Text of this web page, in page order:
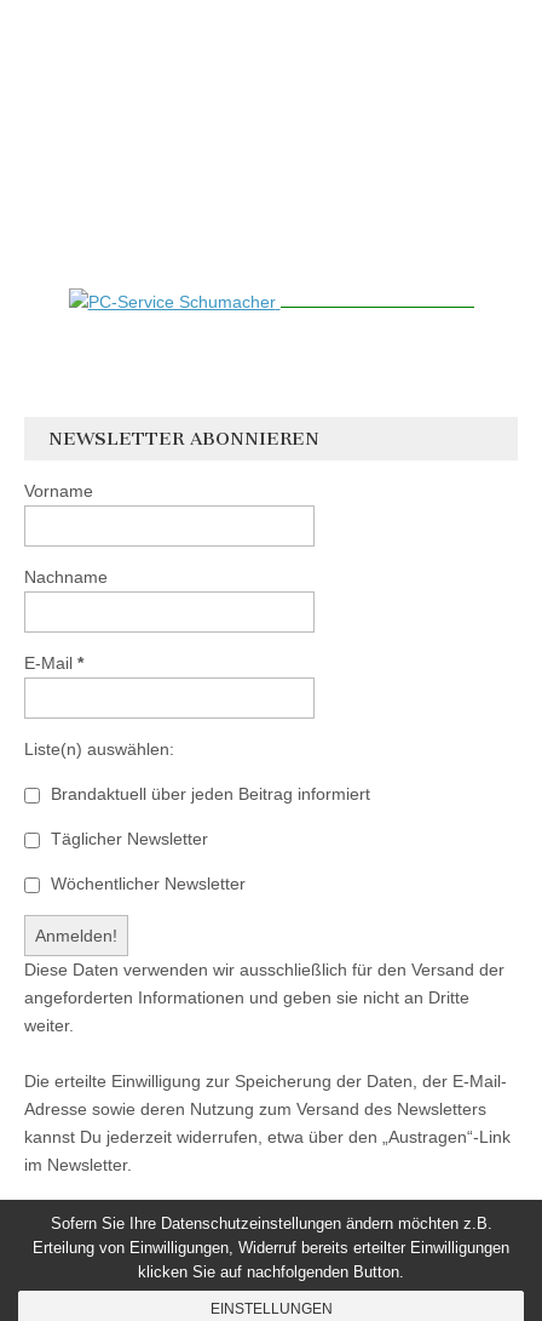
NEWSLETTER ABONNIEREN
Vorname
Nachname
E-Mail *
Liste(n) auswählen:
Brandaktuell über jeden Beitrag informiert
Täglicher Newsletter
Wöchentlicher Newsletter
Diese Daten verwenden wir ausschließlich für den Versand der
angeforderten Informationen und geben sie nicht an Dritte
weiter.
Die erteilte Einwilligung zur Speicherung der Daten, der E-Mail-
Adresse sowie deren Nutzung zum Versand des Newsletters
kannst Du jederzeit widerrufen, etwa über den „Austragen“-Link
im Newsletter.
Sofern Sie Ihre Datenschutzeinstellungen ändern möchten z.B.
Erteilung von Einwilligungen, Widerruf bereits erteilter Einwilligungen
klicken Sie auf nachfolgenden Button.
EINSTELLUNGEN